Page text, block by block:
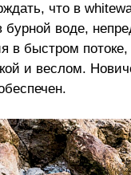
что в
воде,
в быстром
и веслом.